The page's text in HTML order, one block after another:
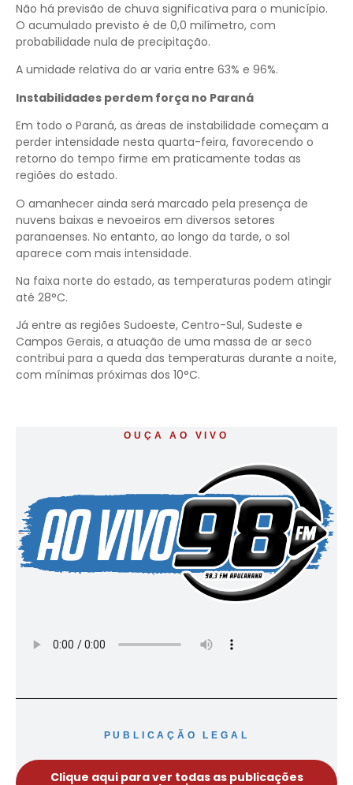
Não há previsão de chuva significativa para o município.
O acumulado previsto é de 0,0 milímetro, com
probabilidade nula de precipitação.
A umidade relativa do ar varia entre 63% e 96%.
Instabilidades perdem força no Paraná
Em todo o Paraná, as áreas de instabilidade começam a
perder intensidade nesta quarta-feira, favorecendo o
retorno do tempo firme em praticamente todas as
regiões do estado.
O amanhecer ainda será marcado pela presença de
nuvens baixas e nevoeiros em diversos setores
paranaenses. No entanto, ao longo da tarde, o sol
aparece com mais intensidade.
Na faixa norte do estado, as temperaturas podem atingir
até 28°C.
Já entre as regiões Sudoeste, Centro-Sul, Sudeste e
Campos Gerais, a atuação de uma massa de ar seco
contribui para a queda das temperaturas durante a noite,
com mínimas próximas dos 10°C.
OUÇA AO VIVO
PUBLICAÇÃO LEGAL
Clique aqui para ver todas as publicações